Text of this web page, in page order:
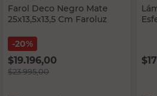
Farol Deco Negro Mate
25x13,5x13,5 Cm Faroluz
20%
$19.196,00
$23.995,00
$